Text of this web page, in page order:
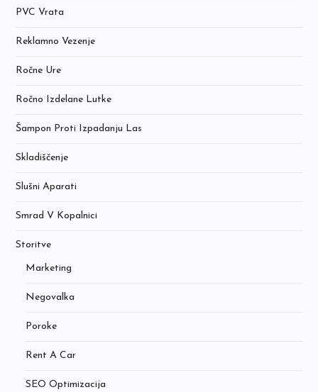
PVC Vrata
Reklamno Vezenje
Ročne Ure
Ročno Izdelane Lutke
Šampon Proti Izpadanju Las
Skladiščenje
Slušni Aparati
Smrad V Kopalnici
Storitve
Marketing
Negovalka
Poroke
Rent A Car
SEO Optimizacija